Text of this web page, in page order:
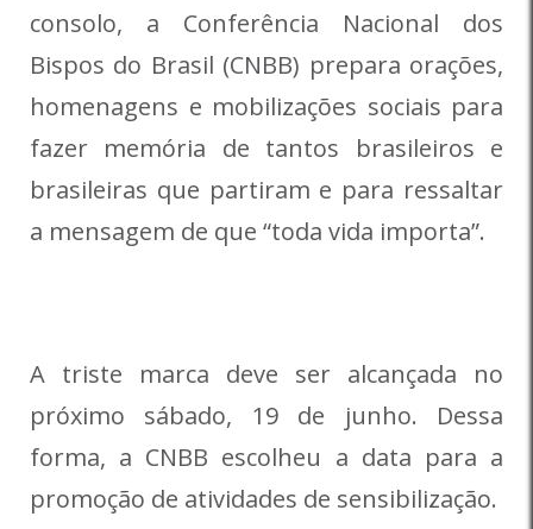
consolo, a Conferência Nacional dos
Bispos do Brasil (CNBB) prepara orações,
homenagens e mobilizações sociais para
fazer memória de tantos brasileiros e
brasileiras que partiram e para ressaltar
a mensagem de que “toda vida importa”.
A triste marca deve ser alcançada no
próximo sábado, 19 de junho. Dessa
forma, a CNBB escolheu a data para a
promoção de atividades de sensibilização.